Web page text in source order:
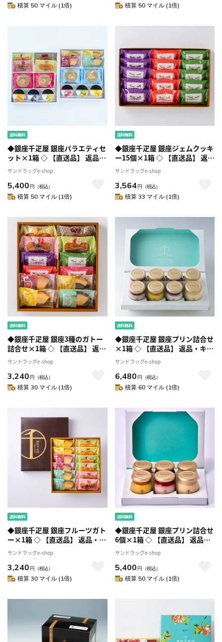
積算 50 マイル (1倍) 積算 50 マイル (1倍)
◆銀座千疋屋 銀座バラエティセ
ット×1箱 ◇ 【直送品】 返品・
キャンセル・他商品と同時購入
は不可
サンドラッグe-shop
5,400 円 （税込）
積算 50 マイル (1倍)
◆銀座千疋屋 銀座ジェムクッキ
ー15個×1箱 ◇ 【直送品】 返
品・キャンセル・他商品と同時
購入は不可
サンドラッグe-shop
3,564円 （税込）
積算 33 マイル (1倍)
◆銀座千疋屋 銀座3種のガトー
詰合せ×1箱 ◇ 【直送品】 返
品・キャンセル・他商品と同時
購入は不可
サンドラッグe-shop
3,240 円 （税込）
積算 30 マイル (1倍)
◆銀座千疋屋 銀座プリン詰合せ
×1箱 ◇ 【直送品】 返品・キャ
ンセル・他商品と同時購入は不
可
サンドラッグe-shop
6,480 円 （税込）
積算 60 マイル (1倍)
◆銀座千疋屋 銀座フルーツガト
ー×1箱 ◇ 【直送品】 返品・キ
ャンセル・他商品と同時購入は
不可
サンドラッグe-shop
3,240 円 （税込）
積算 30 マイル (1倍)
◆銀座千疋屋 銀座プリン詰合せ
6個×1箱 ◇ 【直送品】 返品・
キャンセル・他商品と同時購入
は不可
サンドラッグe-shop
5,400 円 （税込）
積算 50 マイル (1倍)